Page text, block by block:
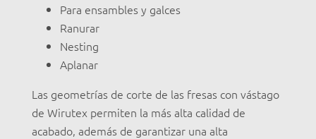
Para ensambles y galces
Ranurar
Nesting
Aplanar
Las geometrías de corte de las fresas con vástago
de Wirutex permiten la más alta calidad de
acabado, además de garantizar una alta